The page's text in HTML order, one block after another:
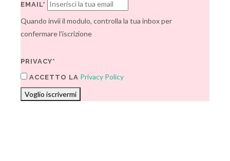
EMAIL*
Quando invii il modulo, controlla la tua inbox per
confermare l'iscrizione
PRIVACY*
ACCETTO LA Privacy Policy
Voglio iscrivermi